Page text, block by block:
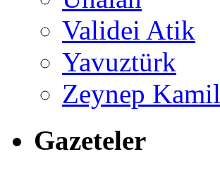
Validei Atik
Yavuztürk
Zeynep Kamil
Gazeteler